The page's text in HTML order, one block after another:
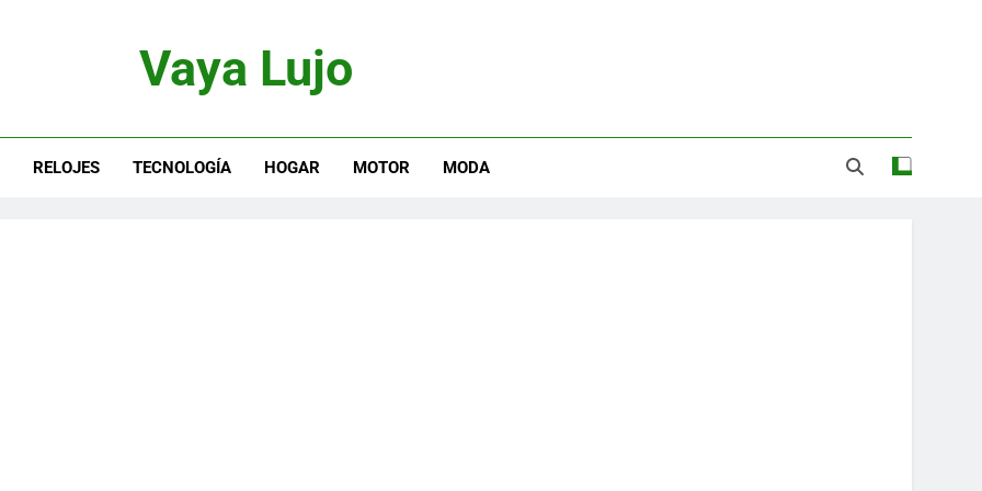
Vaya Lujo
RELOJES TECNOLOGÍA HOGAR MOTOR MODA